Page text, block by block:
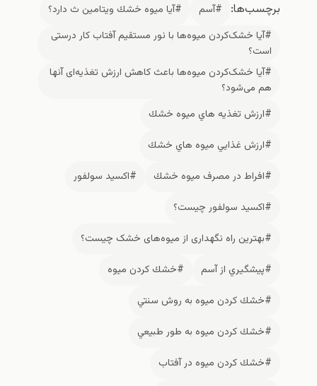
برچسب‌ها: #آسم
#آيا ميوه خشك ويتامين ث دارد؟
#آیا خشک‌کردن میوه‌ها با نور مستقیم آفتاب کار درستی‌
است؟
#آیا خشک‌کردن میوه‌ها باعث کاهش ارزش تغذیه‌ای آنها
هم می‌شود؟
#ارزش تغذيه هاي ميوه خشك
#ارزش غذايي ميوه هاي خشك
#افراط در مصرف ميوه خشك
#اکسید سولفور
#اکسید سولفور چيست؟
#بهترین راه نگهداری از میوه‌های خشک چیست؟
#پيشگيري از آسم
#خشك كردن ميوه
#خشك كردن ميوه به روش سنتي
#خشك كردن ميوه به طور طبيعي
#خشك كردن ميوه در آفتاب